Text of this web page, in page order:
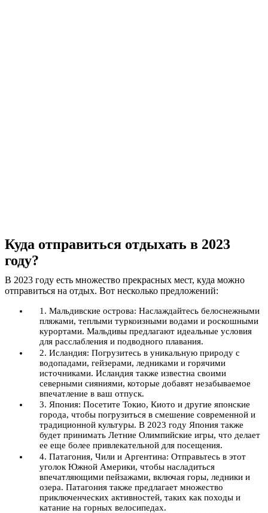
Куда отправиться отдыхать в 2023
году?
В 2023 году есть множество прекрасных мест, куда можно
отправиться на отдых. Вот несколько предложений:
1. Мальдивские острова: Наслаждайтесь белоснежными
пляжами, теплыми туркоизными водами и роскошными
курортами. Мальдивы предлагают идеальные условия
для расслабления и подводного плавания.
2. Исландия: Погрузитесь в уникальную природу с
водопадами, гейзерами, ледниками и горячими
источниками. Исландия также известна своими
северными сияниями, которые добавят незабываемое
впечатление в ваш отпуск.
3. Япония: Посетите Токио, Киото и другие японские
города, чтобы погрузиться в смешение современной и
традиционной культуры. В 2023 году Япония также
будет принимать Летние Олимпийские игры, что делает
ее еще более привлекательной для посещения.
4. Патагония, Чили и Аргентина: Отправьтесь в этот
уголок Южной Америки, чтобы насладиться
впечатляющими пейзажами, включая горы, ледники и
озера. Патагония также предлагает множество
приключенческих активностей, таких как походы и
катание на горных велосипедах.